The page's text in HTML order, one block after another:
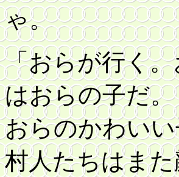
ゃ。
「おらが行く
はおらの子だ。
おらのかわい
村人たちはま